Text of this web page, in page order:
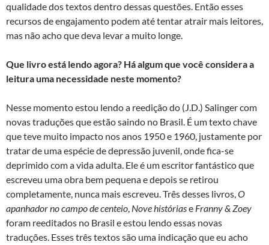
qualidade dos textos dentro dessas questões. Então esses
recursos de engajamento podem até tentar atrair mais leitores,
mas não acho que deva levar a muito longe.
Que livro está lendo agora? Há algum que você considera a
leitura uma necessidade neste momento?
Nesse momento estou lendo a reedição do (J.D.) Salinger com
novas traduções que estão saindo no Brasil. É um texto chave
que teve muito impacto nos anos 1950 e 1960, justamente por
tratar de uma espécie de depressão juvenil, onde fica-se
deprimido com a vida adulta. Ele é um escritor fantástico que
escreveu uma obra bem pequena e depois se retirou
completamente, nunca mais escreveu. Três desses livros,O
apanhador no campo de centeio, Nove históriase Franny & Zoey
foram reeditados no Brasil e estou lendo essas novas
traduções. Esses três textos são uma indicação que eu acho